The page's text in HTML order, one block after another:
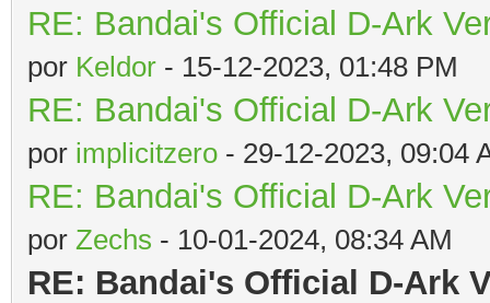
RE: Bandai's Official D-Ark
por Keldor - 15-12-2023, 01:48 PM
RE: Bandai's Official D-Ark
por implicitzero - 29-12-2023, 09:04
RE: Bandai's Official D-Ark
por Zechs - 10-01-2024, 08:34 AM
RE: Bandai's Official D-Ark